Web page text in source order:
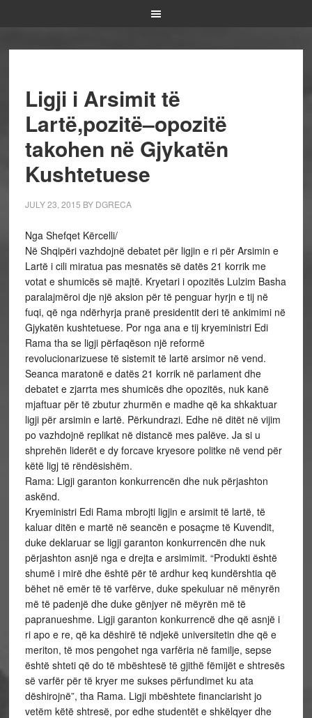
Ligji i Arsimit të
Lartë,pozitë–opozitë
takohen në Gjykatën
Kushtetuese
JULY 23, 2015 BY DGRECA
Nga Shefqet Kërcelli/
Në Shqipëri vazhdojnë debatet për ligjin e ri për Arsimin e
Lartë i cili miratua pas mesnatës së datës 21 korrik me
votat e shumicës së majtë. Kryetari i opozitës Lulzim Basha
paralajmëroi dje një aksion për të penguar hyrjn e tij në
fuqi, që nga ndërhyrja pranë presidentit deri të ankimimi në
Gjykatën kushtetuese. Por nga ana e tij kryeministri Edi
Rama tha se ligji përfaqëson një reformë
revolucionarizuese të sistemit të lartë arsimor në vend.
Seanca maratonë e datës 21 korrik në parlament dhe
debatet e zjarrta mes shumicës dhe opozitës, nuk kanë
mjaftuar për të zbutur zhurmën e madhe që ka shkaktuar
ligji për arsimin e lartë. Përkundrazi. Edhe në ditët në vijim
po vazhdojnë replikat në distancë mes palëve. Ja si u
shprehën liderët e dy forcave kryesore politke në vend për
këtë ligj të rëndësishëm.
Rama: Ligji garanton konkurrencën dhe nuk përjashton
askënd.
Kryeministri Edi Rama mbrojti ligjin e arsimit të lartë, të
kaluar ditën e martë në seancën e posaçme të Kuvendit,
duke deklaruar se ligji garanton konkurrencën dhe nuk
përjashton asnjë nga e drejta e arsimimit. “Produkti është
shumë i mirë dhe është për të ardhur keq kundërshtia që
bëhet në emër të të varfërve, duke spekuluar në mënyrën
më të padenjë dhe duke gënjyer në mëyrën më të
papranueshme. Ligji garanton konkurrencë dhe që asnjë i
ri apo e re, që ka dëshirë të ndjekë universitetin dhe që e
meriton, të mos pengohet nga varfëria në familje, sepse
është shteti që do të mbështesë të gjithë fëmijët e shtresës
së varfër për të kryer me sukses përfundimet ku ata
dëshirojnë”, tha Rama. Ligji mbështete financiarisht jo
vetëm këtë shtresë, por edhe studentët e shkëlqyer dhe